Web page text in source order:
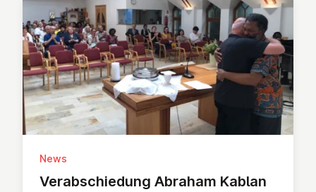
News
Ver­ab­schie­dung Abraham Kablan